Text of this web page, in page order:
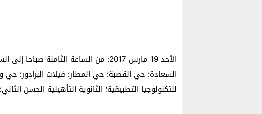
الأحد 19 مارس 2017: من الساعة الثامنة
السعادة؛ حي القصبة؛ حي المطار؛ فيلات البرادور؛
للتكنولوجيا التطبيقية؛ الثانوية التأهيلية الحسن